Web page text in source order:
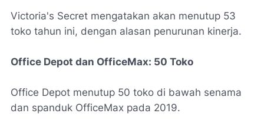
Victoria's Secret mengatakan akan menutup 53
toko tahun ini, dengan alasan penurunan kinerja.
Office Depot dan OfficeMax: 50 Toko
Office Depot menutup 50 toko di bawah senama
dan spanduk OfficeMax pada 2019.